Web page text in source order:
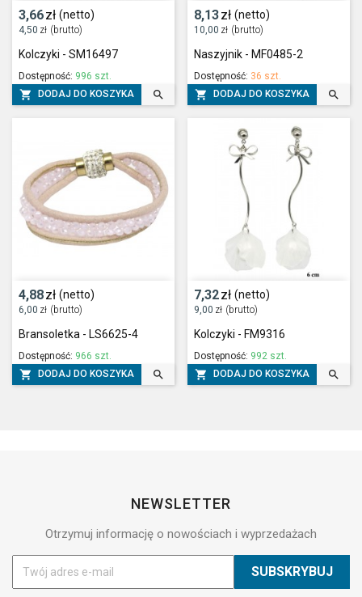
3,66zł (netto)
4,50 zł (brutto)
Kolczyki - SM16497
Dostępność: 996 szt.
 DODAJ DO KOSZYKA 
8,13zł (netto)
10,00 zł (brutto)
Naszyjnik - MF0485-2
Dostępność: 36 szt.
 DODAJ DO KOSZYKA 
4,88zł (netto)
6,00 zł (brutto)
Bransoletka - LS6625-4
Dostępność: 966 szt.
 DODAJ DO KOSZYKA 
7,32zł (netto)
9,00 zł (brutto)
Kolczyki - FM9316
Dostępność: 992 szt.
 DODAJ DO KOSZYKA 
NEWSLETTER
Otrzymuj informację o nowościach i wyprzedażach